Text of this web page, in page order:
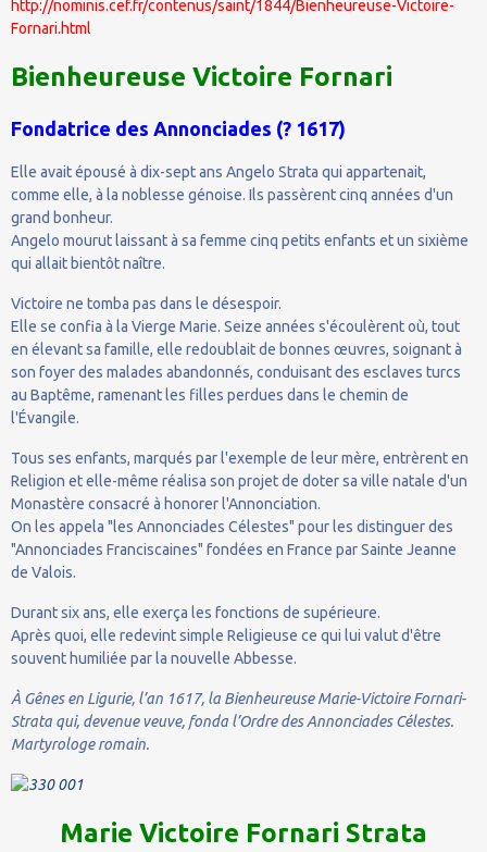
http://nominis.cef.fr/contenus/saint/1844/Bienheureuse-Victoire-
Fornari.html
Bienheureuse Victoire Fornari
Fondatrice des Annonciades (? 1617)
Elle avait épousé à dix-sept ans Angelo Strata qui appartenait,
comme elle, à la noblesse génoise. Ils passèrent cinq années d'un
grand bonheur.
Angelo mourut laissant à sa femme cinq petits enfants et un sixième
qui allait bientôt naître.
Victoire ne tomba pas dans le désespoir.
Elle se confia à la Vierge Marie. Seize années s'écoulèrent où, tout
en élevant sa famille, elle redoublait de bonnes œuvres, soignant à
son foyer des malades abandonnés, conduisant des esclaves turcs
au Baptême, ramenant les filles perdues dans le chemin de
l'Évangile.
Tous ses enfants, marqués par l'exemple de leur mère, entrèrent en
Religion et elle-même réalisa son projet de doter sa ville natale d'un
Monastère consacré à honorer l'Annonciation.
On les appela "les Annonciades Célestes" pour les distinguer des
"Annonciades Franciscaines" fondées en France par Sainte Jeanne
de Valois.
Durant six ans, elle exerça les fonctions de supérieure.
Après quoi, elle redevint simple Religieuse ce qui lui valut d'être
souvent humiliée par la nouvelle Abbesse.
À Gênes en Ligurie, l’an 1617, la Bienheureuse Marie-Victoire Fornari-
Strata qui, devenue veuve, fonda l’Ordre des Annonciades Célestes.
Martyrologe romain.
Marie Victoire Fornari Strata